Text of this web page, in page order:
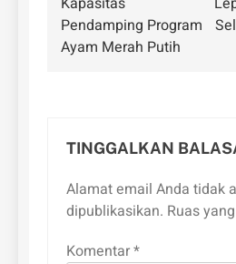
Pendamping Program
Ayam Merah Putih
TINGGALKAN
Alamat email Anda tidak
dipublikasikan. Ruas
Komentar*